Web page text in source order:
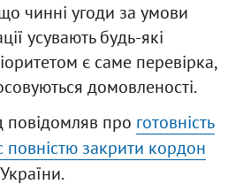
чинні угоди за умови
усувають будь-які
є саме перевірка,
домовленості.
повідомляв про готовність
повністю закрити кордон